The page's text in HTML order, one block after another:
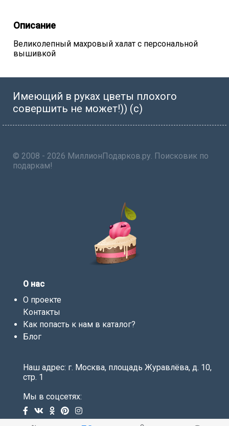
Описание
Великолепный махровый халат с персональной
вышивкой
Имеющий в руках цветы плохого
совершить не может!)) (с)
© 2008 - 2026 МиллионПодарков.ру. Поисковик по
подаркам!
О нас
О проекте
Контакты
Как попасть к нам в каталог?
Блог
Наш адрес: г. Москва, площадь Журавлёва, д. 10,
стр. 1
Мы в соцсетях: